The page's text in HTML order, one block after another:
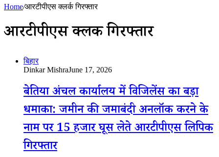
Home/आरटीपीएस क्लर्क गिरफ्तार
आरटीपीएस क्लर्क गिरफ्तार
बिहार
Dinkar MishraJune 17, 2026
बेतिया अंचल कार्यालय में विजिलेंस का बड़ा
धमाका: जमीन की जमाबंदी अनलॉक करने के
नाम पर 15 हजार घूस लेते आरटीपीएस लिपिक
गिरफ्तार